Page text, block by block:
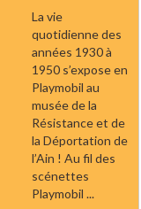
La vie
quotidienne des
années 1930 à
1950 s’expose en
Playmobil au
musée de la
Résistance et de
la Déportation de
l’Ain ! Au fil des
scénettes
Playmobil ...